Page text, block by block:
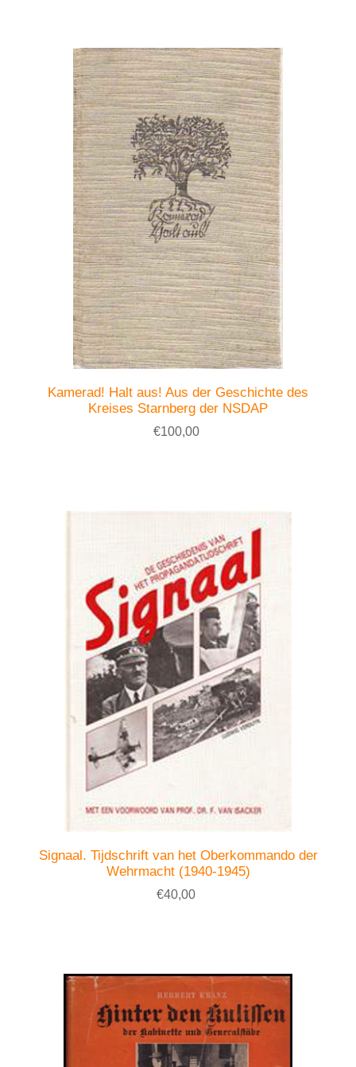
Kamerad! Halt aus! Aus der Geschichte des
Kreises Starnberg der NSDAP
€100,00
Signaal. Tijdschrift van het Oberkommando der
Wehrmacht (1940-1945)
€40,00